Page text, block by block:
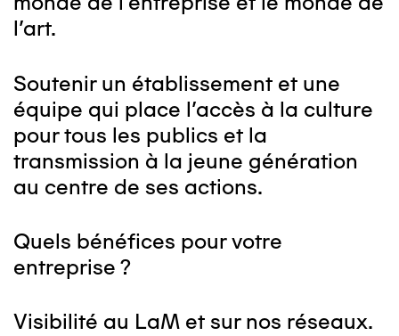
l'art.
Soutenir un établissement et une
équipe qui place l'accès à la culture
pour tous les publics et la
transmission à la jeune génération
au centre de ses actions.
Quels bénéfices pour votre
entreprise ?
Visibilité au LaM et sur nos réseaux.